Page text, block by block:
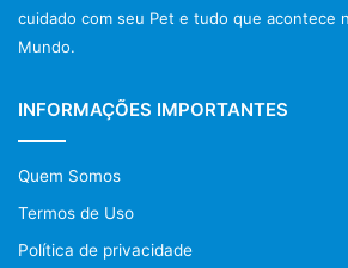
cuidado com seu Pet e tudo que acontece
Mundo.
INFORMAÇÕES IMPORTANTES
Quem Somos
Termos de Uso
Política de privacidade